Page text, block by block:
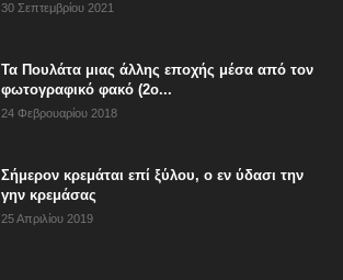
30 Σεπτεμβρίου 2021
Τα Πουλάτα μιας άλλης εποχής μέσα από τον
φωτογραφικό φακό (2ο...
24 Φεβρουαρίου 2018
Σήμερον κρεμάται επί ξύλου, ο εν ύδασι την
γην κρεμάσας
25 Απριλίου 2019